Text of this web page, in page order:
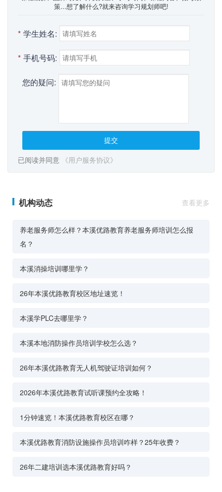
策...想了解什么?就来咨询学习规划师吧!
* 学生姓名:
* 手机号码:
您的疑问:
提交
已阅读并同意 《用户服务协议》
机构动态 查看更多
养老服务师怎么样？本溪优路教育养老服务师培训怎么报
名？
本溪消操培训哪里学？
26年本溪优路教育校区地址速览！
本溪学PLC去哪里学？
本溪本地消防操作员培训学校怎么选？
26年本溪优路教育无人机驾驶证培训如何？
2026年本溪优路教育试听课预约全攻略！
1分钟速览！本溪优路教育校区在哪？
本溪优路教育消防设施操作员培训咋样？25年收费？
26年二建培训选本溪优路教育好吗？